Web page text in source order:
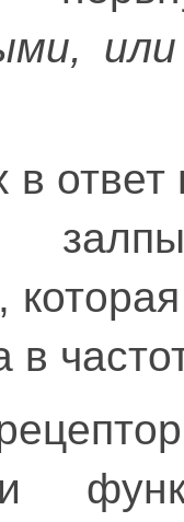
в
в
и